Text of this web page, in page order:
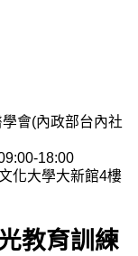
會(內政部台內社
18:00
化大學大新館4樓
教育訓練